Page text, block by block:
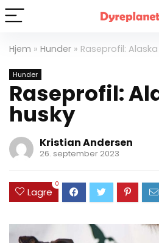
Hjem » Hunder » Raseprofil:
Hunder
Raseprofil:
husky
Kristian Andersen
26. september 2023
Lagre
0